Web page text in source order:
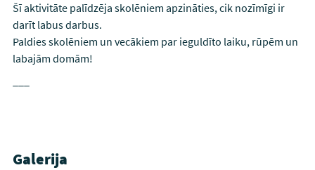
Šī aktivitāte palīdzēja skolēniem apzināties, cik nozīmīgi ir
darīt labus darbus.
Paldies skolēniem un vecākiem par ieguldīto laiku, rūpēm un
labajām domām!
Galerija